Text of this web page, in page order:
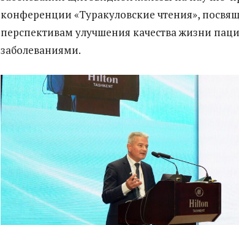
конференции «Туракуловские чтения»,
перспективам улучшения качества жизни
заболеваниями.